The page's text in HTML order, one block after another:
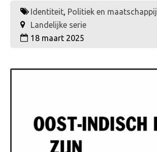
Identiteit, Politiek en maatschappij
Landelijke serie
18 maart 2025